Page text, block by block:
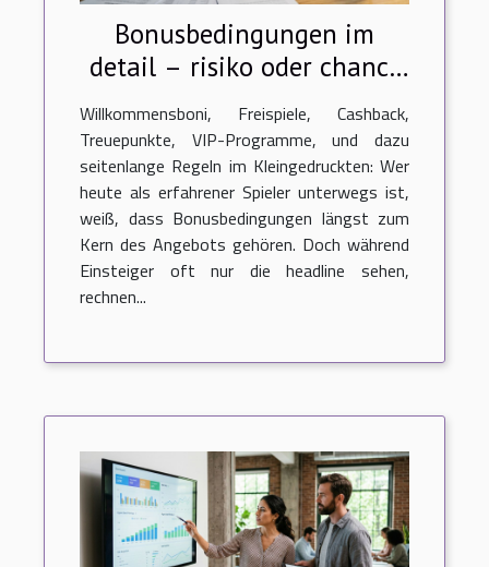
Bonusbedingungen im
detail – risiko oder chance
für erfahrene spieler?
Willkommensboni, Freispiele, Cashback,
Treuepunkte, VIP-Programme, und dazu
seitenlange Regeln im Kleingedruckten: Wer
heute als erfahrener Spieler unterwegs ist,
weiß, dass Bonusbedingungen längst zum
Kern des Angebots gehören. Doch während
Einsteiger oft nur die headline sehen,
rechnen...